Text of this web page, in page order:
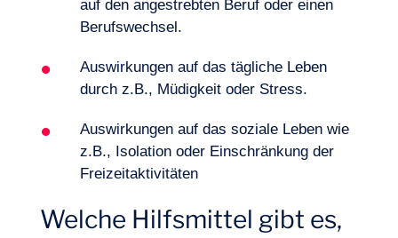
auf den angestrebten Beruf oder einen
Berufswechsel.
Auswirkungen auf das tägliche Leben
durch z.B., Müdigkeit oder Stress.
Auswirkungen auf das soziale Leben wie
z.B., Isolation oder Einschränkung der
Freizeitaktivitäten
Welche Hilfsmittel gibt es,